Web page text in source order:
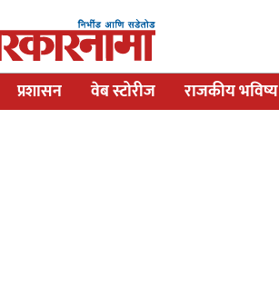
प्रशासन वेब स्टोरीज राजकीय भविष्य